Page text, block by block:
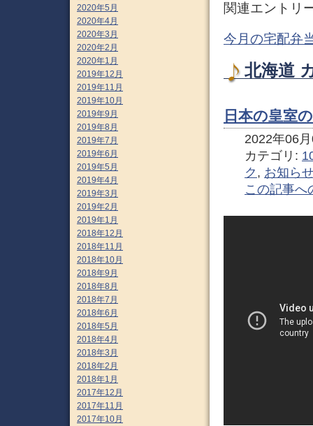
関連エントリ
今月の宅配弁
北海道
日本の皇室
2022年06
カテゴリ:
ク , お知ら
この記事へ
2020年5月
2020年4月
2020年3月
2020年2月
2020年1月
2019年12月
2019年11月
2019年10月
2019年9月
2019年8月
2019年7月
2019年6月
2019年5月
2019年4月
2019年3月
2019年2月
2019年1月
2018年12月
2018年11月
2018年10月
2018年9月
2018年8月
2018年7月
2018年6月
2018年5月
2018年4月
2018年3月
2018年2月
2018年1月
2017年12月
2017年11月
2017年10月